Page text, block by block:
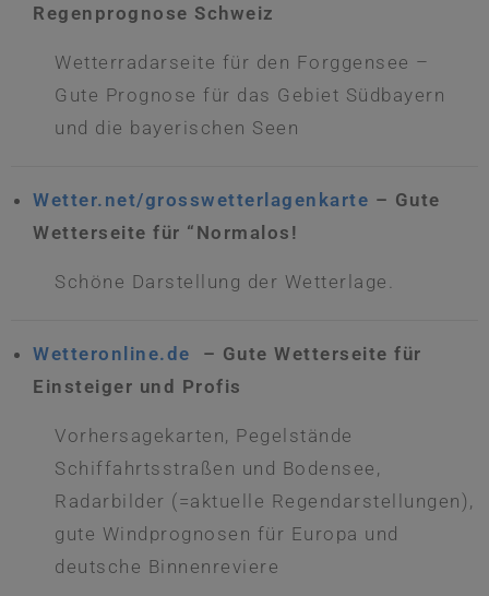
Regenprognose Schweiz
Wetterradarseite für den Forggensee –
Gute Prognose für das Gebiet Südbayern
und die bayerischen Seen
Wetter.net/grosswetterlagenkarte – Gute
Wetterseite für “Normalos!
Schöne Darstellung der Wetterlage.
Wetteronline.de
– Gute Wetterseite für
Einsteiger und Profis
Vorhersagekarten, Pegelstände
Schiffahrtsstraßen und Bodensee,
Radarbilder (=aktuelle Regendarstellungen),
gute Windprognosen für Europa und
deutsche Binnenreviere